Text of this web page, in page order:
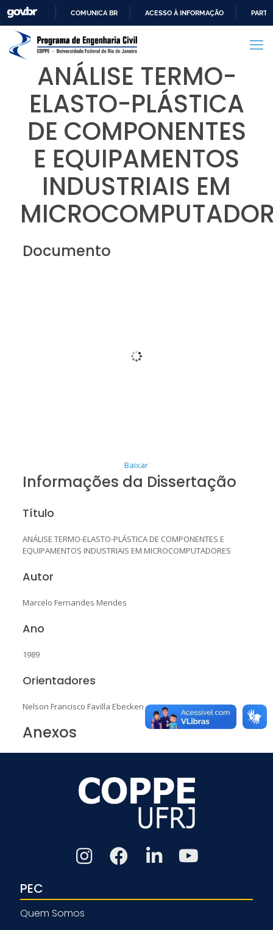
PARA
CONTEÚDO
COMUNICA BR ACESSO À INFORMAÇÃO
ANÁLISE TERMO-
ELASTO-PLÁSTICA
DE COMPONENTES
E EQUIPAMENTOS
INDUSTRIAIS EM
Documento
Baixar
Informações da Dissertação
Título
ANÁLISE TERMO-ELASTO-PLÁSTICA DE COMPONENTES E
EQUIPAMENTOS INDUSTRIAIS EM MICROCOMPUTADORES
Autor
Marcelo Fernandes Mendes
Ano
1989
Orientadores
Nelson Francisco Favilla Ebecken
Anexos
PEC
Quem Somos